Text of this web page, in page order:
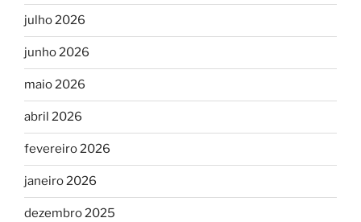
julho 2026
junho 2026
maio 2026
abril 2026
fevereiro 2026
janeiro 2026
dezembro 2025